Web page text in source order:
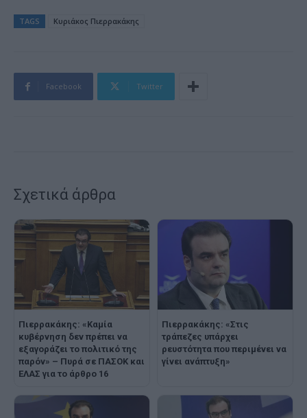
TAGS Κυριάκος Πιερρακάκης
Facebook Twitter
Σχετικά άρθρα
Πιερρακάκης: «Καμία
κυβέρνηση δεν πρέπει να
εξαγοράζει το πολιτικό της
παρόν» – Πυρά σε ΠΑΣΟΚ και
ΕΛΑΣ για το άρθρο 16
Πιερρακάκης: «Στις
τράπεζες υπάρχει
ρευστότητα που περιμένει να
γίνει ανάπτυξη»